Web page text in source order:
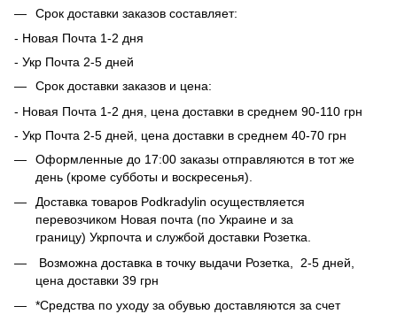
Срок доставки заказов составляет:
- Новая Почта 1-2 дня
- ​​Укр Почта 2-5 дней
Срок доставки заказов и цена:
- Новая Почта 1-2 дня, цена доставки в среднем 90-110 грн
- Укр Почта 2-5 дней, цена доставки в среднем 40-70 грн
Оформленные до 17:00 заказы отправляются в тот же
день (кроме субботы и воскресенья).
Доставка товаров Podkradylin осуществляется
перевозчиком Новая почта (по Украине и за
границу) Укрпочта и службой доставки Розетка.
Возможна доставка в точку выдачи Розетка, 2-5 дней,
цена доставки 39 грн
*Средства по уходу за обувью доставляются за счет